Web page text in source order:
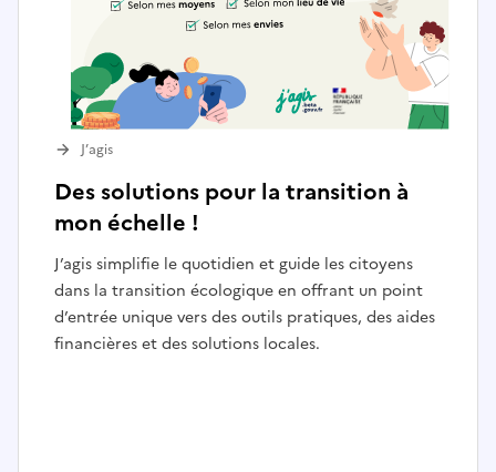
Des solutions pour la transition à
mon échelle !
J’agis simplifie le quotidien et guide les citoyens
dans la transition écologique en offrant un point
d’entrée unique vers des outils pratiques, des aides
financières et des solutions locales.
J’agis